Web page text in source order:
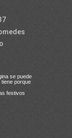
se puede
porque
festivos